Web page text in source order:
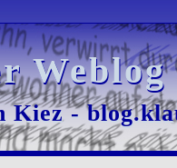
Kiez -
Kiez -